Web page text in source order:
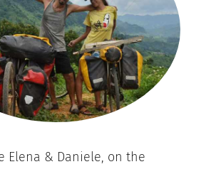
Elena & Daniele, on the